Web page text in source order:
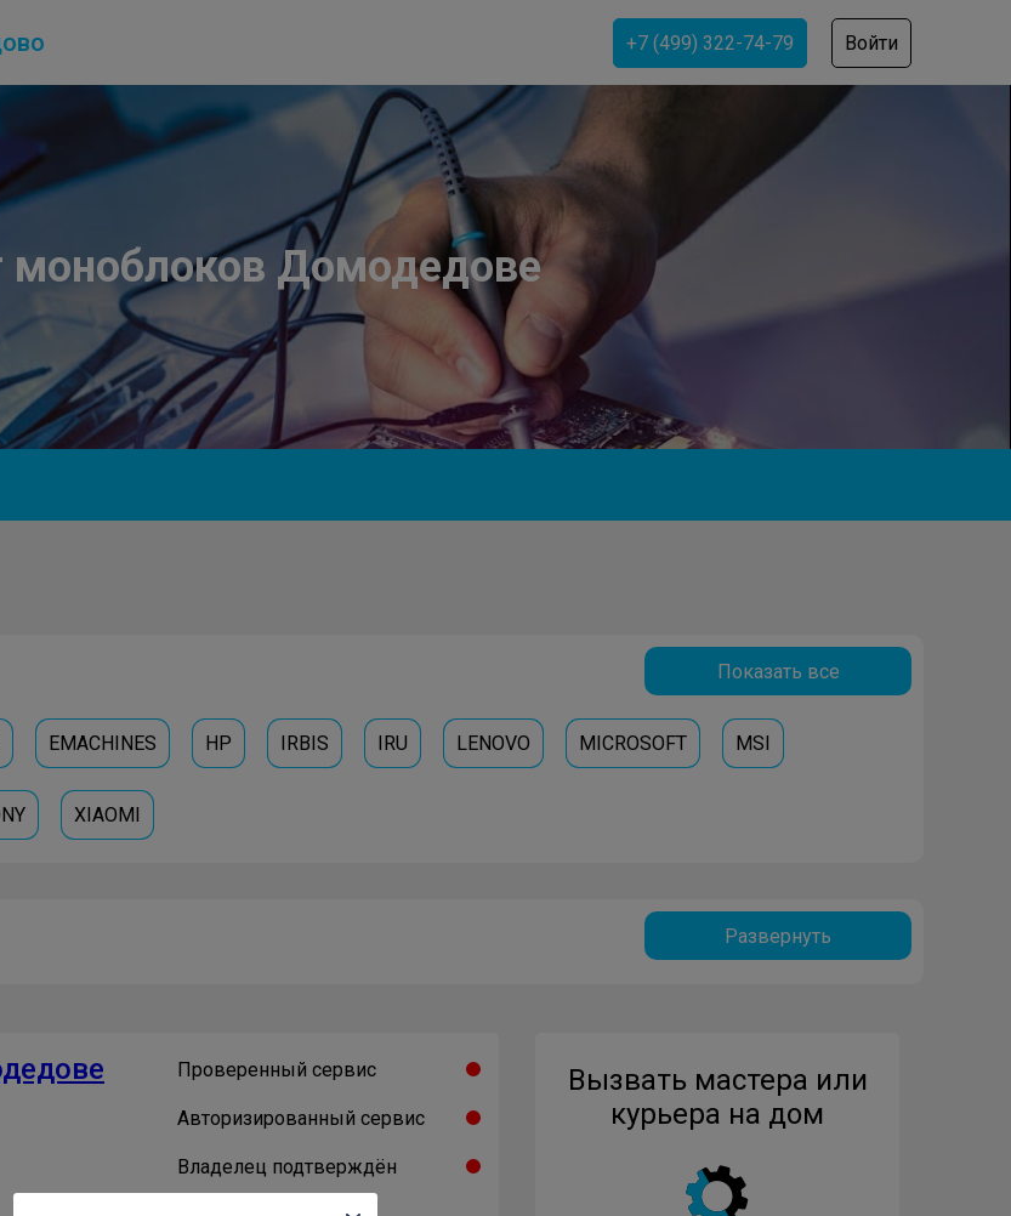
+7 (499) 322-74-79 Войти
моноблоков Домодедове
Показать все
EMACHINES HP IRBIS IRU LENOVO MICROSOFT MSI
XIAOMI
Развернуть
Проверенный сервис
Авторизированный сервис
Владелец подтверждён
Вызвать мастера или
курьера на дом